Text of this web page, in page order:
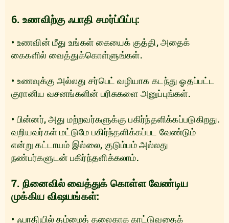
6. உணவிற்கு ஃபாதி சமர்ப்பிப்பு:
• உணவின் மீது உங்கள் கையைக் குத்தி, அதைக்
கைகளில் வைத்துக்கொள்ளுங்கள்.
• உணவுக்கு அல்லது சர்பெட் வழியாக கடந்து ஓதப்பட்ட
குரானிய வசனங்களின் பரிசுகளை அனுப்புங்கள்.
• பின்னர், அது மற்றவர்களுக்கு பகிர்ந்தளிக்கப்படுகிறது.
வறியவர்கள் மட்டுமே பகிர்ந்தளிக்கப்பட வேண்டும்
என்று கட்டாயம் இல்லை, குடும்பம் அல்லது
நண்பர்களுடன் பகிர்ந்தளிக்கலாம்.
7. நினைவில் வைத்துக் கொள்ள வேண்டிய
முக்கிய விஷயங்கள்:
• ஃபாதியில் தம்மைத் தலைகாக காட்டுவதைக்